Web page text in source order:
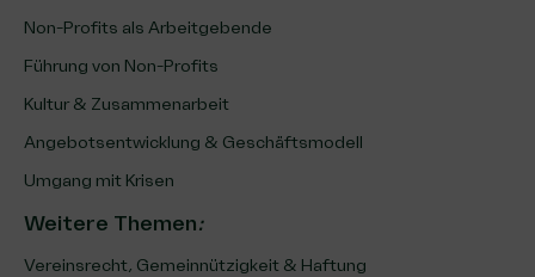
Non-Profits als Arbeitgebende
Führung von Non-Profits
Kultur & Zusammenarbeit
Angebotsentwicklung & Geschäftsmodell
Umgang mit Krisen
Weitere Themen:
Vereinsrecht, Gemeinnützigkeit & Haftung